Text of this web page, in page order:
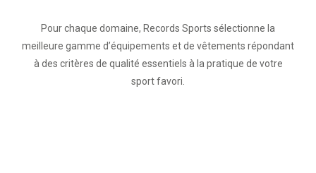
Pour chaque domaine, Records Sports sélectionne la
meilleure gamme d’équipements et de vêtements répondant
à des critères de qualité essentiels à la pratique de votre
sport favori.